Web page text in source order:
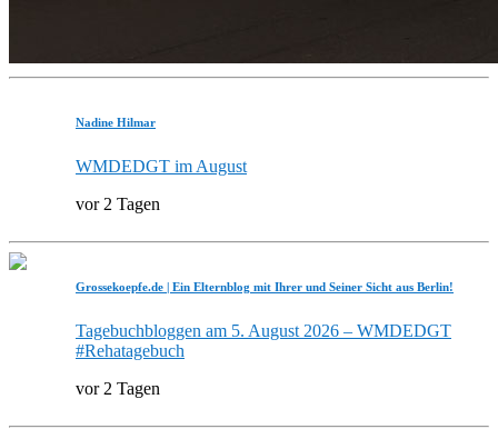
Nadine Hilmar
WMDEDGT im August
vor 2 Tagen
Grossekoepfe.de | Ein Elternblog mit Ihrer und Seiner Sicht aus Berlin!
Tagebuchbloggen am 5. August 2026 – WMDEDGT
#Rehatagebuch
vor 2 Tagen